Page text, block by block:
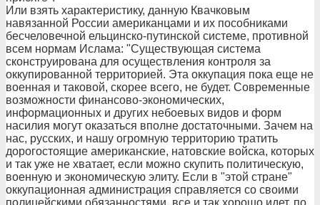
Или взять характеристику, данную Квачковым
навязанной России американцами и их пособниками
бесчеловечной ельцинско-путинской системе, противной
всем нормам Ислама: "Существующая система
сконструирована для осуществления контроля за
оккупированной территорией. Эта оккупация пока еще не
военная и таковой, скорее всего, не будет. Современные
возможности финансово-экономических,
информационных и других небоевых видов и форм
насилия могут оказаться вполне достаточными. Зачем на
нас, русских, и нашу огромную территорию тратить
дорогостоящие американские, натовские войска, которых
и так уже не хватает, если можно скупить политическую,
военную и экономическую элиту. Если в "этой стране"
оккупационная администрация справляется со своими
полицейскими обязанностями, все и так хорошо идет, по